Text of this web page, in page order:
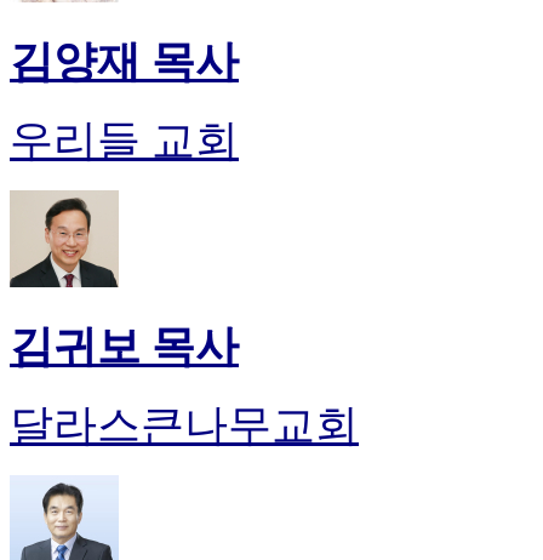
김양재 목사
우리들 교회
김귀보 목사
달라스큰나무교회